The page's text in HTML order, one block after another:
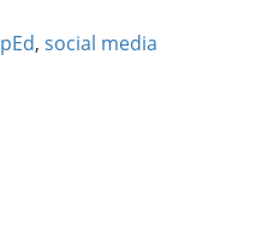
, social media